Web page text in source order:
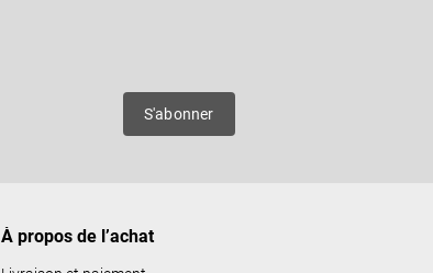
i
S'abonner
À propos de l’achat